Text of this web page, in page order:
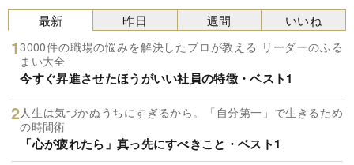
最新
3000件の職場の悩みを解決したプロが教える リーダーのふる
まい大全
今すぐ昇進させたほうがいい社員の特徴・ベスト1
人生は気づかぬうちにすぎるから。「自分第一」で生きるため
の時間術
「心が疲れたら」真っ先にすべきこと・ベスト1
昨日 週間 いいね